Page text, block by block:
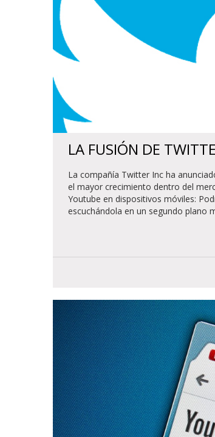
LA FUSIÓN DE
La compañía Twitter Inc ha
el mayor crecimiento dentro del
Youtube en dispositivos móviles:
escuchándola en un segundo